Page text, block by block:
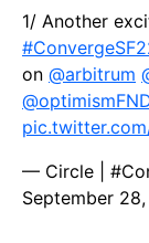
1/ Another
on @arbitrum
— Circle |
September